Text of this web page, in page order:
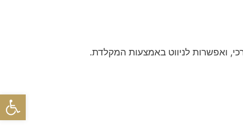
פתח